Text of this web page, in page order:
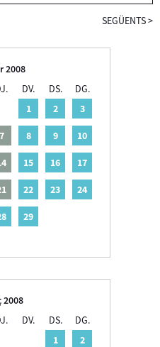
SEGÜENTS>
2008
DV. DS.
DG.
1
2 3
7 8 9 10
15 16 17
22 23 24
29
2008
DV. DS.
DG.
1
2